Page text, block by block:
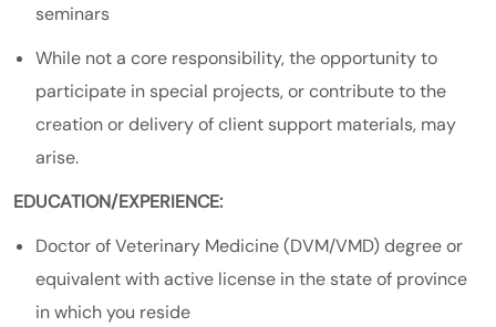
seminars
While not a core responsibility, the opportunity to
participate in special projects, or contribute to the
creation or delivery of client support materials, may
arise.
EDUCATION/EXPERIENCE:
Doctor of Veterinary Medicine (DVM/VMD) degree or
equivalent with active license in the state of province
in which you reside